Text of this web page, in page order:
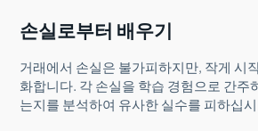
손실로부터 배우기
거래에서 손실은 불가피하지만, 작게 시
화합니다. 각 손실을 학습 경험으로 간주
는지를 분석하여 유사한 실수를 피하십